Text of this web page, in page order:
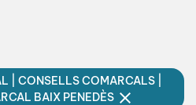
| CONSELLS COMARCALS |
BAIX PENEDÈS